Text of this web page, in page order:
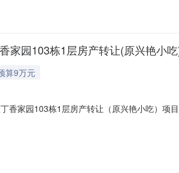
家园103栋1层房产转让(原兴艳小
算9万元
香家园103栋1层房产转让（原兴艳小吃）